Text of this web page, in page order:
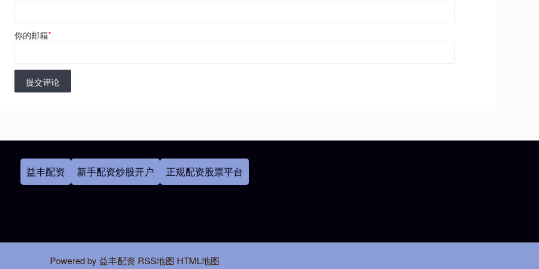
你的邮箱*
提交评论
益丰配资 新手配资炒股开户 正规配资股票平台
Powered by 益丰配资 RSS地图 HTML地图